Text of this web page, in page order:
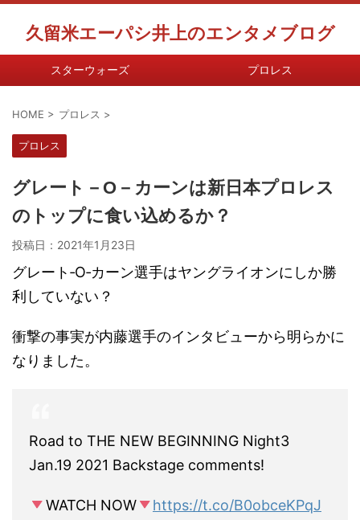
久留米エーパシ井上のエンタメブログ
スターウォーズ プロレス
HOME > プロレス >
プロレス
グレート－O－カーンは新日本プロレス
のトップに食い込めるか？
投稿日： 2021年1月23日
グレート‐O‐カーン選手はヤングライオンにしか勝
利していない？
衝撃の事実が内藤選手のインタビューから明らかに
なりました。
Road to THE NEW BEGINNING Night3
Jan.19 2021 Backstage comments!
WATCH NOW
https://t.co/B0obceKPqJ